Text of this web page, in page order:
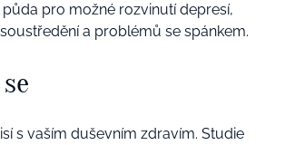
pro možné rozvinutí depresí,
a problémů se spánkem.
s vaším duševním zdravím. Studie